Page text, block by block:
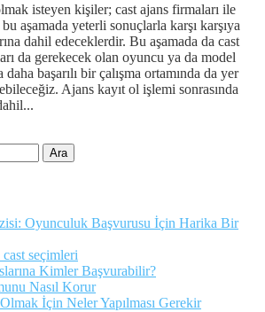
isteyen kişiler; cast ajans firmaları ile
aşamada yeterli sonuçlarla karşı karşıya
dahil edeceklerdir. Bu aşamada da cast
da gerekecek olan oyuncu ya da model
daha başarılı bir çalışma ortamında da yer
Ajans kayıt ol işlemi sonrasında
Oyunculuk Başvurusu İçin Harika Bir
seçimleri
Kimler Başvurabilir?
Nasıl Korur
İçin Neler Yapılması Gerekir